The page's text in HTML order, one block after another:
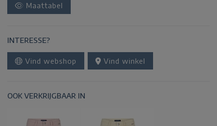
Maattabel
INTERESSE?
Vind webshop Vind winkel
OOK VERKRIJGBAAR IN